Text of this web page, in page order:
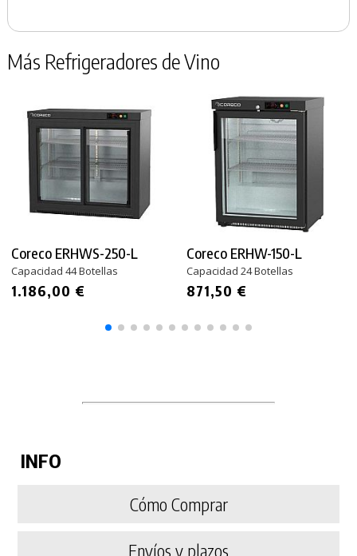
Más Refrigeradores de Vino
Coreco ERHWS-250-L
Capacidad 44 Botellas
1.186,00 €
Coreco ERHW-150-L
Capacidad 24 Botellas
871,50 €
INFO
Cómo Comprar
Envíos y plazos